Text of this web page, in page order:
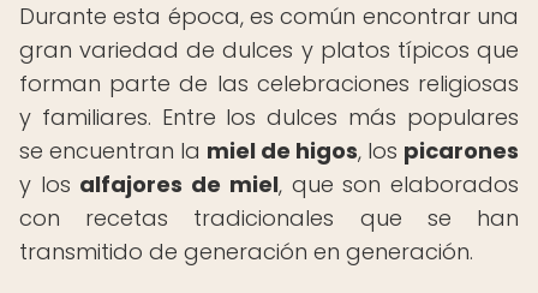
Durante esta época, es común encontrar una
gran variedad de dulces y platos típicos que
forman parte de las celebraciones religiosas
y familiares. Entre los dulces más populares
se encuentran la miel de higos, los picarones
y los alfajores de miel, que son elaborados
con recetas tradicionales que se han
transmitido de generación en generación.